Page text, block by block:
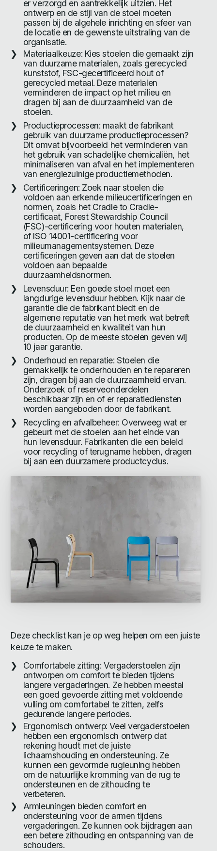
er verzorgd en aantrekkelijk uitzien. Het
ontwerp en de stijl van de stoel moeten
passen bij de algehele inrichting en sfeer van
de locatie en de gewenste uitstraling van de
organisatie.
Materiaalkeuze: Kies stoelen die gemaakt zijn
van duurzame materialen, zoals gerecycled
kunststof, FSC-gecertificeerd hout of
gerecycled metaal. Deze materialen
verminderen de impact op het milieu en
dragen bij aan de duurzaamheid van de
stoelen.
Productieprocessen: maakt de fabrikant
gebruik van duurzame productieprocessen?
Dit omvat bijvoorbeeld het verminderen van
het gebruik van schadelijke chemicaliën, het
minimaliseren van afval en het implementeren
van energiezuinige productiemethoden.
Certificeringen: Zoek naar stoelen die
voldoen aan erkende milieucertificeringen en
normen, zoals het Cradle to Cradle-
certificaat, Forest Stewardship Council
(FSC)-certificering voor houten materialen,
of ISO 14001-certificering voor
milieumanagementsystemen. Deze
certificeringen geven aan dat de stoelen
voldoen aan bepaalde
duurzaamheidsnormen.
Levensduur: Een goede stoel moet een
langdurige levensduur hebben. Kijk naar de
garantie die de fabrikant biedt en de
algemene reputatie van het merk wat betreft
de duurzaamheid en kwaliteit van hun
producten. Op de meeste stoelen geven wij
10 jaar garantie.
Onderhoud en reparatie: Stoelen die
gemakkelijk te onderhouden en te repareren
zijn, dragen bij aan de duurzaamheid ervan.
Onderzoek of reserveonderdelen
beschikbaar zijn en of er reparatiediensten
worden aangeboden door de fabrikant.
Recycling en afvalbeheer: Overweeg wat er
gebeurt met de stoelen aan het einde van
hun levensduur. Fabrikanten die een beleid
voor recycling of terugname hebben, dragen
bij aan een duurzamere productcyclus.
Deze checklist kan je op weg helpen om een juiste
keuze te maken.
Comfortabele zitting: Vergaderstoelen zijn
ontworpen om comfort te bieden tijdens
langere vergaderingen. Ze hebben meestal
een goed gevoerde zitting met voldoende
vulling om comfortabel te zitten, zelfs
gedurende langere periodes.
Ergonomisch ontwerp: Veel vergaderstoelen
hebben een ergonomisch ontwerp dat
rekening houdt met de juiste
lichaamshouding en ondersteuning. Ze
kunnen een gevormde rugleuning hebben
om de natuurlijke kromming van de rug te
ondersteunen en de zithouding te
verbeteren.
Armleuningen bieden comfort en
ondersteuning voor de armen tijdens
vergaderingen. Ze kunnen ook bijdragen aan
een betere zithouding en ontspanning van de
schouders.